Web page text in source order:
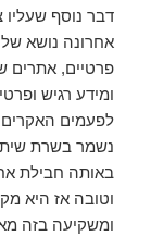
דבר נוסף
אחרונה נושא
פרטיים, אתרים
ומידע רגיש
לפעמים
נשמר בשרת
באותה חבילת
וטובה אז היא
ומשקיעה בזה